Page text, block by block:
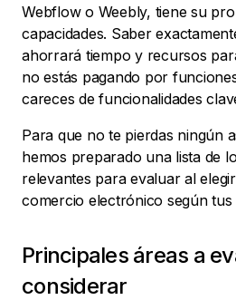
Webflow o Weebly, tiene su
capacidades. Saber
ahorrará tiempo y recursos
no estás pagando por
careces de funcionalidades
Para que no te pierdas ningún
hemos preparado una lista de
relevantes para evaluar al
comercio electrónico según tus
Principales áreas a
considerar